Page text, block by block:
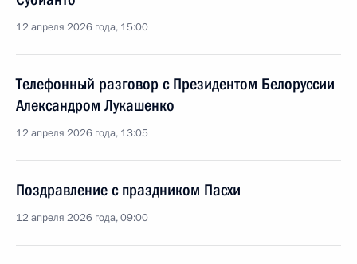
12 апреля 2026 года, 15:00
Телефонный разговор с Президентом Белоруссии
Александром Лукашенко
12 апреля 2026 года, 13:05
Поздравление с праздником Пасхи
12 апреля 2026 года, 09:00